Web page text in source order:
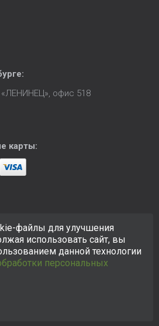
:
офис 518
карты:
https://ksk24.ruсоздан
целях и любая информация
офертой.Политика в
данных
файлы для улучшения
использовать сайт, вы
данной технологии
персональных